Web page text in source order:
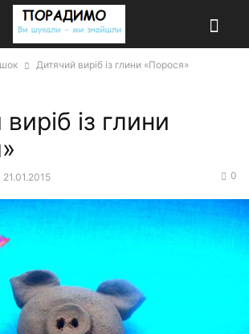
Дитячий виріб із глини «Порося»
із глини
21.01.2015 0